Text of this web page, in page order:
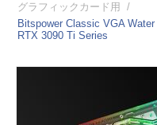
グラフィックカード用
/
Bitspower Classic VGA
RTX 3090 Ti Series